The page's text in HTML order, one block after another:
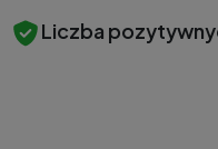
Liczba